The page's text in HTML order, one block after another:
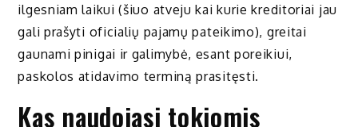
ilgesniam laikui (šiuo atveju kai kurie kreditoriai jau
gali prašyti oficialių pajamų pateikimo), greitai
gaunami pinigai ir galimybė, esant poreikiui,
paskolos atidavimo terminą prasitęsti.
Kas naudojasi tokiomis